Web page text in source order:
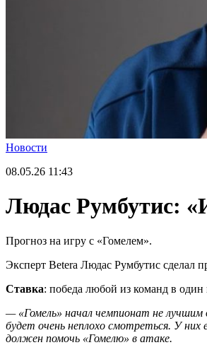
Новости
08.05.26 11:43
Людас Румбутис:
Прогноз на игру с «Гомелем».
Эксперт Betera Людас Румбутис сделал
Ставка: победа любой из команд в
— «Гомель» начал чемпионат не
будет очень неплохо смотреться. У
должен помочь «Гомелю» в атаке.